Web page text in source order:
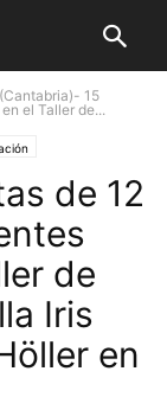
(Cantabria)- 15
el Taller de...
de 12
de
Iris
en